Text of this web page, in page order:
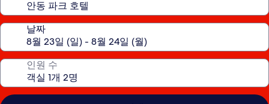
날짜
인원 수